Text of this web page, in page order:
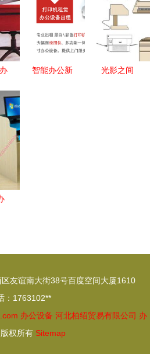
广州番禺模
价比之选，
一站式升级
无忧
智能办公新
光影之间
友谊南大街38号百度空间大厦1610
：1763102**
办公设备 河北柏绍贸易有限公司 办
版权所有 Sitemap